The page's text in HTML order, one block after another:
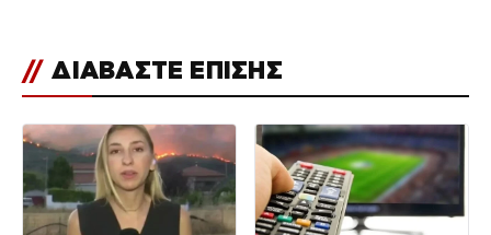
// ΔΙΑΒΑΣΤΕ ΕΠΙΣΗΣ